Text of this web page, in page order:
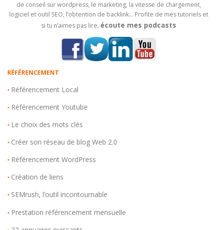
de conseil sur wordpress, le marketing, la vitesse de chargement,
logiciel et outil SEO, l’obtention de backlink… Profite de mes tutoriels et
si tu n’aimes pas lire, écoute mes podcasts
RÉFÉRENCEMENT
• Référencement Local
• Référencement Youtube
• Le choix des mots clés
• Créer son réseau de blog Web 2.0
• Référencement WordPress
• Création de liens
• SEMrush, l’outil incontournable
• Prestation référencement mensuelle